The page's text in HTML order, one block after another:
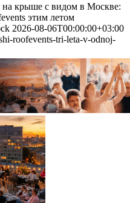
крыше с видом в Москве:
этим летом
2026-08-06T00:00:00+03:00
roofevents-tri-leta-v-odnoj-